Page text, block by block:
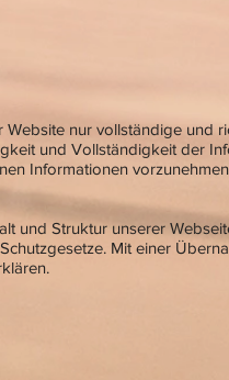
Website nur vollständige
und Vollständigkeit der
Informationen
und Struktur unserer
Mit einer